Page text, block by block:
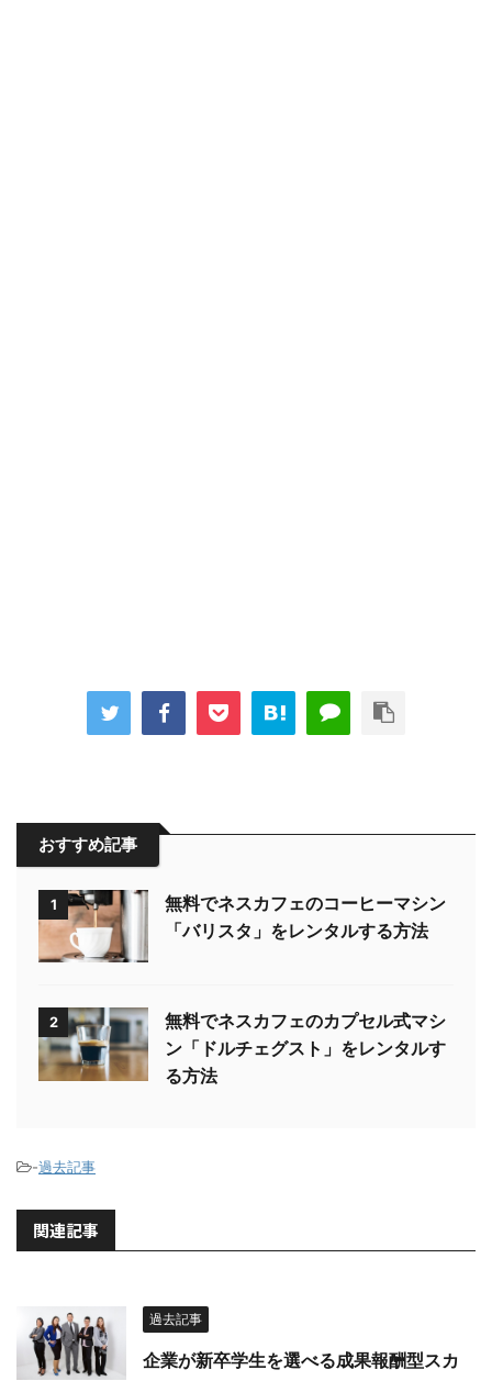
おすすめ記事
1
無料でネスカフェのコーヒーマシン
「バリスタ」をレンタルする方法
2
無料でネスカフェのカプセル式マシ
ン「ドルチェグスト」をレンタルす
る方法
-過去記事
関連記事
過去記事
企業が新卒学生を選べる成果報酬型スカ